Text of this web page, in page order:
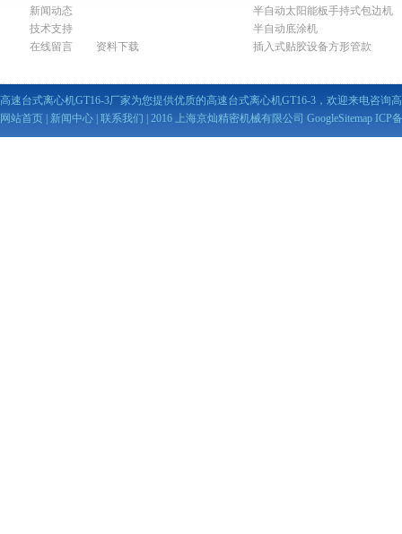
新闻动态
技术支持
在线留言
资料下载
半自动太阳能板手持式包边机
半自动底涂机
插入式贴胶设备方形管款
高速台式离心机GT16-3厂家为您提供优质的高速台式离心机GT16-3，欢迎来电咨询
网站首页
新闻中心 联系我们 | 2016 上海京灿精密机械有限公司 GoogleSitemap ICP